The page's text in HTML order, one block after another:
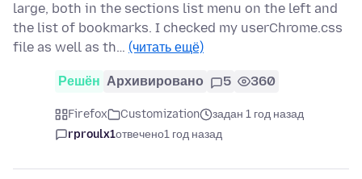
large, both in the sections list menu on the left and
the list of bookmarks. I checked my userChrome.css
file as well as th… (читать ещё)
Решён Архивировано 5 360
Firefox Customization
задан 1 год назад
rproulx1отвечено1 год назад